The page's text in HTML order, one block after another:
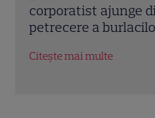
continuarea filmului
Justin Baldoni
Citește mai multe